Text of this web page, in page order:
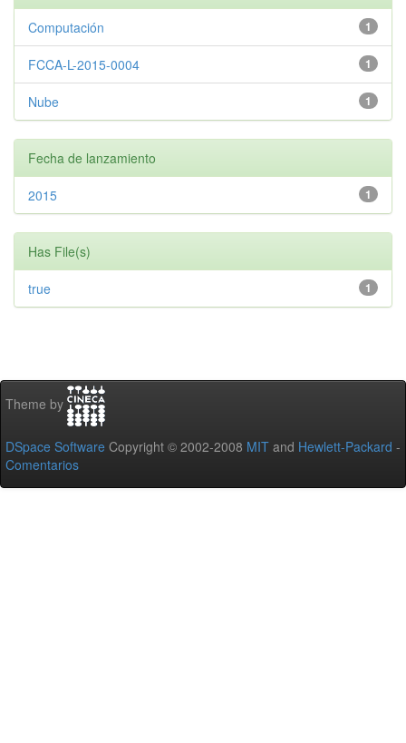
1
Computación
1
FCCA-L-2015-0004
1
Nube
Fecha de lanzamiento
1
2015
Has File(s)
1
true
Theme by
DSpace Software Copyright © 2002-2008 MIT and Hewlett-Packard -
Comentarios